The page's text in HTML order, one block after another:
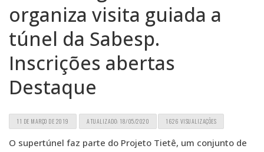
organiza visita guiada a
túnel da Sabesp.
Inscrições abertas
Destaque
11 DE MARÇO DE 2019 ATUALIZADO: 18/05/2020 1626 VISUALIZAÇÕES
O supertúnel faz parte do Projeto Tietê, um conjunto de